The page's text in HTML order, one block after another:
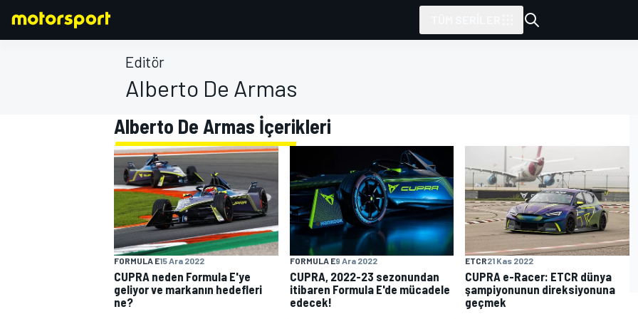
FORMULA 1
Editör
Alberto De Armas
Alberto De Armas İçerikleri
FORMULA E15 Ara 2022
CUPRA neden Formula E'ye
geliyor ve markanın hedefleri
ne?
FORMULA E9 Ara 2022
CUPRA, 2022-23 sezonundan
itibaren Formula E'de mücadele
edecek!
ETCR21 Kas 2022
CUPRA e-Racer: ETCR dünya
şampiyonunun direksiyonuna
geçmek